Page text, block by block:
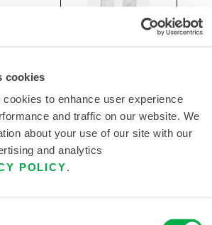
cookies
to enhance user experience
and traffic on our website. We
about your use of our site with our
and analytics
POLICY.
CTL417CM
踝）